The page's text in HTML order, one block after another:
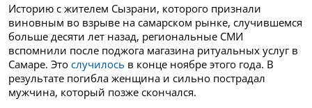
Историю с жителем Сызрани, которого признали
виновным во взрыве на самарском рынке, случившемся
больше десяти лет назад, региональные СМИ
вспомнили после поджога магазина ритуальных услуг в
Самаре. Это случилось в конце ноябре этого года. В
результате погибла женщина и сильно пострадал
мужчина, который позже скончался.